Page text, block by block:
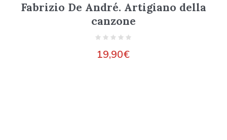
Fabrizio De André. Artigiano della
canzone
19,90€